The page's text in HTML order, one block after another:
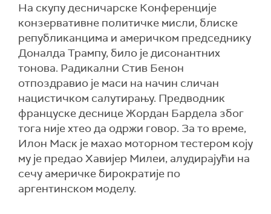
На скупу десничарске Конференције
конзервативне политичке мисли, блиске
републиканцима и америчком председнику
Доналда Трампу, било је дисонантних
тонова. Радикални Стив Бенон
отпоздравио је маси на начин сличан
нацистичком салутирању. Предводник
француске деснице Жордан Бардела због
тога није хтео да одржи говор. За то време,
Илон Маск је махао моторном тестером коју
му је предао Хавијер Милеи, алудирајући на
сечу америчке бирократије по
аргентинском моделу.